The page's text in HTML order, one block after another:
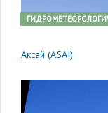
Аксай (ASAI)